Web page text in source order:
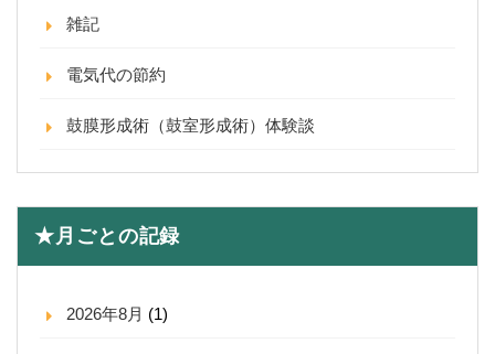
雑記
電気代の節約
鼓膜形成術（鼓室形成術）体験談
★月ごとの記録
2026年8月 (1)